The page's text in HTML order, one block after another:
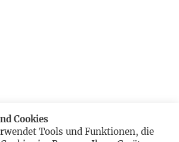
Cookies
Tools und Funktionen, die